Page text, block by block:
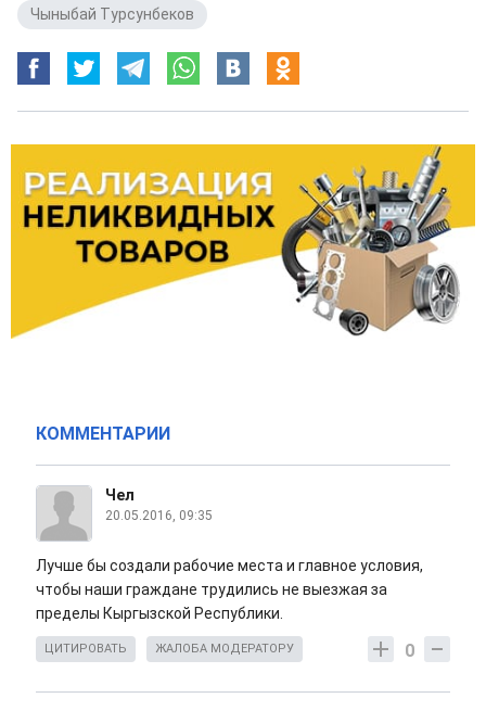
Чыныбай Турсунбеков
КОММЕНТАРИИ
Чел
20.05.2016, 09:35
Лучше бы создали рабочие места и главное условия,
чтобы наши граждане трудились не выезжая за
пределы Кыргызской Республики.
0
ЦИТИРОВАТЬ ЖАЛОБА МОДЕРАТОРУ